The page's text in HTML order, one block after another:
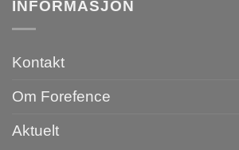
INFORMASJON
Kontakt
Om Forefence
Aktuelt